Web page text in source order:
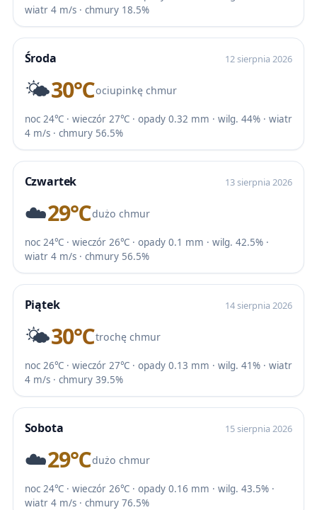
wiatr 4 m/s · chmury 18.5%
Środa 12 sierpnia 2026
🌤️30℃ociupinkę chmur
noc 24℃ · wieczór 27℃ · opady 0.32 mm · wilg. 44% · wiatr
4 m/s · chmury 56.5%
Czwartek 13 sierpnia 2026
☁️29℃dużo chmur
noc 24℃ · wieczór 26℃ · opady 0.1 mm · wilg. 42.5% ·
wiatr 4 m/s · chmury 56.5%
Piątek 14 sierpnia 2026
🌤️30℃trochę chmur
noc 26℃ · wieczór 27℃ · opady 0.13 mm · wilg. 41% · wiatr
4 m/s · chmury 39.5%
Sobota 15 sierpnia 2026
☁️29℃dużo chmur
noc 24℃ · wieczór 26℃ · opady 0.16 mm · wilg. 43.5% ·
wiatr 4 m/s · chmury 76.5%